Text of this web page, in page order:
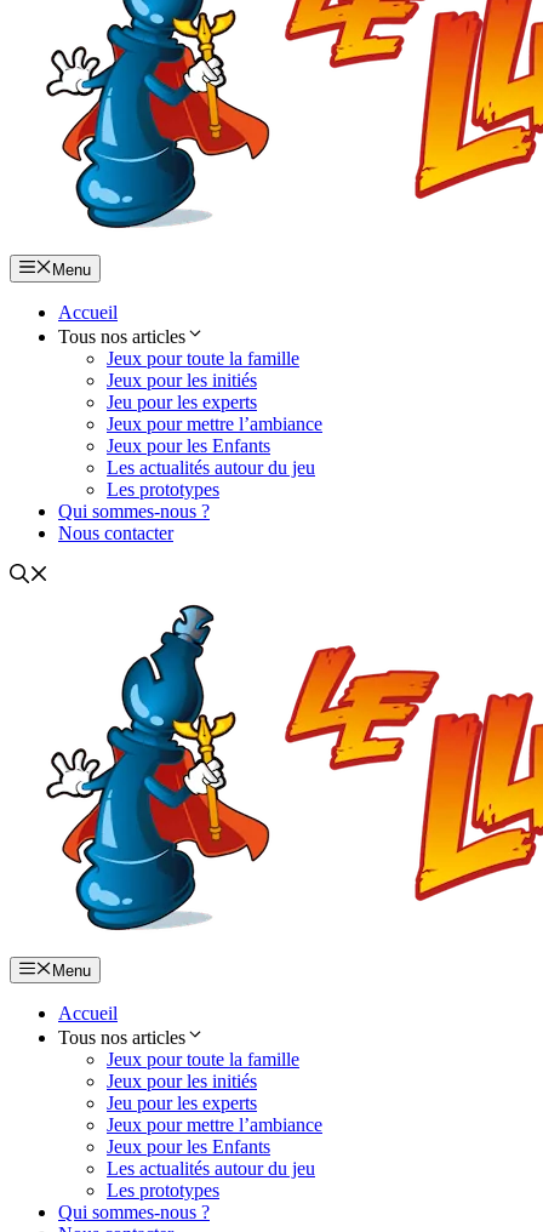
Menu
Accueil
Tous nos articles
Jeux pour toute la famille
Jeux pour les initiés
Jeu pour les experts
Jeux pour mettre l’ambiance
Jeux pour les Enfants
Les actualités autour du jeu
Les prototypes
Qui sommes-nous ?
Nous contacter
Menu
Accueil
Tous nos articles
Jeux pour toute la famille
Jeux pour les initiés
Jeu pour les experts
Jeux pour mettre l’ambiance
Jeux pour les Enfants
Les actualités autour du jeu
Les prototypes
Qui sommes-nous ?